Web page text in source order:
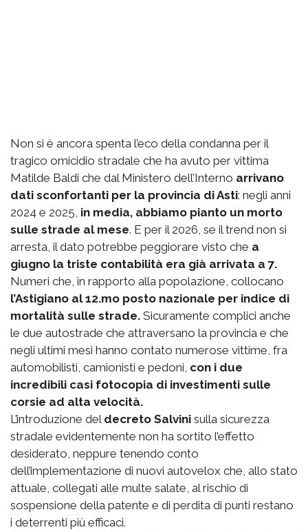
Non si è ancora spenta l’eco della condanna per il
tragico omicidio stradale che ha avuto per vittima
Matilde Baldi che dal Ministero dell’Interno arrivano
dati sconfortanti per la provincia di Asti: negli anni
2024 e 2025, in media, abbiamo pianto un morto
sulle strade al mese. E per il 2026, se il trend non si
arresta, il dato potrebbe peggiorare visto che a
giugno la triste contabilità era già arrivata a 7.
Numeri che, in rapporto alla popolazione, collocano
l’Astigiano al 12.mo posto nazionale per indice di
mortalità sulle strade. Sicuramente complici anche
le due autostrade che attraversano la provincia e che
negli ultimi mesi hanno contato numerose vittime, fra
automobilisti, camionisti e pedoni, con i due
incredibili casi fotocopia di investimenti sulle
corsie ad alta velocità.
L’introduzione del decreto Salvini sulla sicurezza
stradale evidentemente non ha sortito l’effetto
desiderato, neppure tenendo conto
dell’implementazione di nuovi autovelox che, allo stato
attuale, collegati alle multe salate, al rischio di
sospensione della patente e di perdita di punti restano
i deterrenti più efficaci.